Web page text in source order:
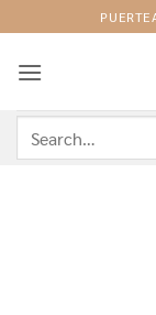
to
content
for: